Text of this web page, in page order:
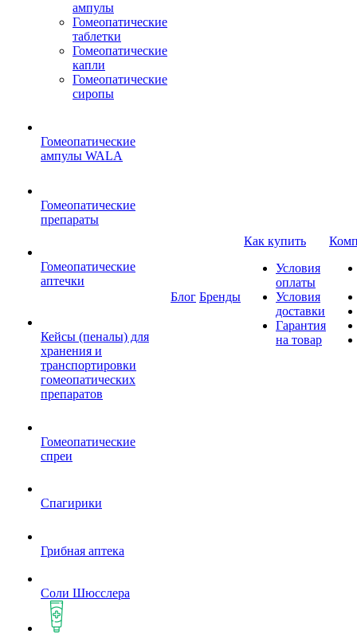
ампулы
Гомеопатические
таблетки
Гомеопатические
капли
Гомеопатические
сиропы
Гомеопатические
ампулы WALA
Гомеопатические
препараты
Гомеопатические
аптечки
Кейсы (пеналы) для
хранения и
транспортировки
гомеопатических
препаратов
Гомеопатические
спреи
Спагирики
Грибная аптека
Соли Шюсслера
Блог Бренды
Как купить
Условия
оплаты
Условия
доставки
Гарантия
на товар